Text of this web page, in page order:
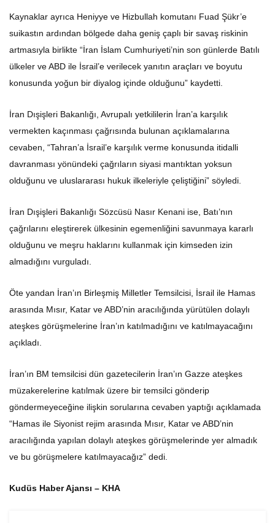
Kaynaklar ayrıca Heniyye ve Hizbullah komutanı Fuad Şükr’e
suikastın ardından bölgede daha geniş çaplı bir savaş riskinin
artmasıyla birlikte “İran İslam Cumhuriyeti’nin son günlerde Batılı
ülkeler ve ABD ile İsrail’e verilecek yanıtın araçları ve boyutu
konusunda yoğun bir diyalog içinde olduğunu” kaydetti.
İran Dışişleri Bakanlığı, Avrupalı yetkililerin İran’a karşılık
vermekten kaçınması çağrısında bulunan açıklamalarına
cevaben, “Tahran’a İsrail’e karşılık verme konusunda itidalli
davranması yönündeki çağrıların siyasi mantıktan yoksun
olduğunu ve uluslararası hukuk ilkeleriyle çeliştiğini” söyledi.
İran Dışişleri Bakanlığı Sözcüsü Nasır Kenani ise, Batı’nın
çağrılarını eleştirerek ülkesinin egemenliğini savunmaya kararlı
olduğunu ve meşru haklarını kullanmak için kimseden izin
almadığını vurguladı.
Öte yandan İran’ın Birleşmiş Milletler Temsilcisi, İsrail ile Hamas
arasında Mısır, Katar ve ABD’nin aracılığında yürütülen dolaylı
ateşkes görüşmelerine İran’ın katılmadığını ve katılmayacağını
açıkladı.
İran’ın BM temsilcisi dün gazetecilerin İran’ın Gazze ateşkes
müzakerelerine katılmak üzere bir temsilci gönderip
göndermeyeceğine ilişkin sorularına cevaben yaptığı açıklamada
“Hamas ile Siyonist rejim arasında Mısır, Katar ve ABD’nin
aracılığında yapılan dolaylı ateşkes görüşmelerinde yer almadık
ve bu görüşmelere katılmayacağız” dedi.
Kudüs Haber Ajansı – KHA